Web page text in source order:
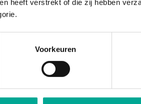
heeft verstrekt of die zij hebben
Voorkeuren
goed zijn. Je werkt daarom erg